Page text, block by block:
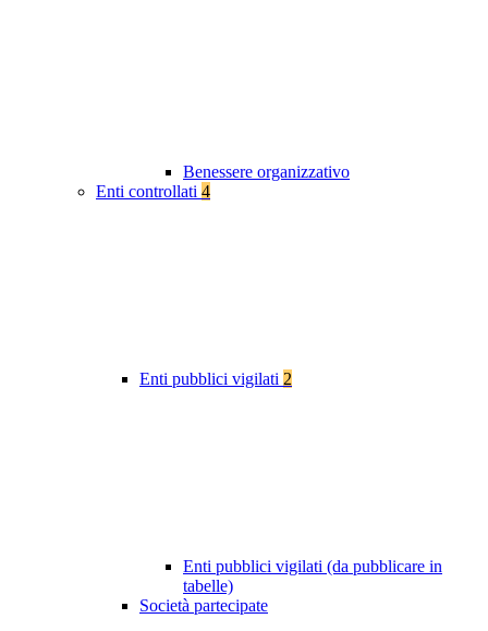
Benessere organizzativo
Enti controllati 4
Enti pubblici vigilati 2
Enti pubblici vigilati (da pubblicare in
tabelle)
Società partecipate